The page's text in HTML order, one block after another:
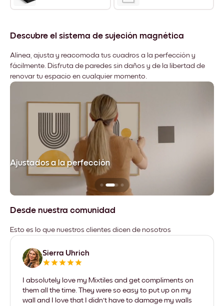
Descubre el sistema de sujeción magnética
Alinea, ajusta y reacomoda tus cuadros a la perfección y
fácilmente. Disfruta de paredes sin daños y de la libertad de
renovar tu espacio en cualquier momento.
Ajustados a la perfección
Desde nuestra comunidad
Esto es lo que nuestros clientes dicen de nosotros
Sierra Uhrich
I absolutely love my Mixtiles and get compliments on
them all the time. They were so easy to put up on my
wall and I love that I didn't have to damage my walls